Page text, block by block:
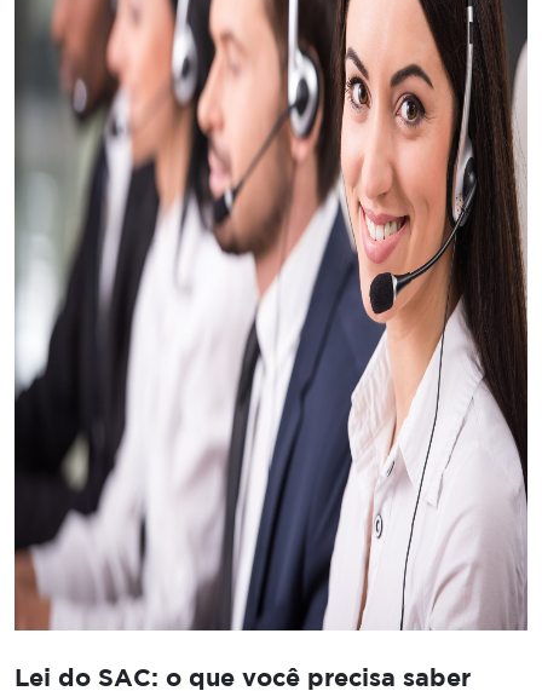
Lei do SAC: o que você precisa saber